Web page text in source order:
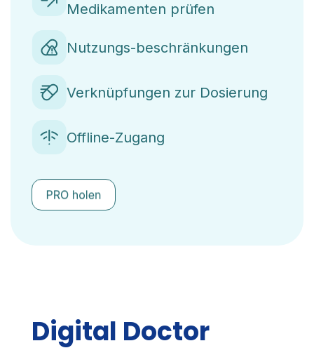
Medikamenten prüfen
Nutzungs-beschränkungen
Verknüpfungen zur Dosierung
Offline-Zugang
Digital Doctor